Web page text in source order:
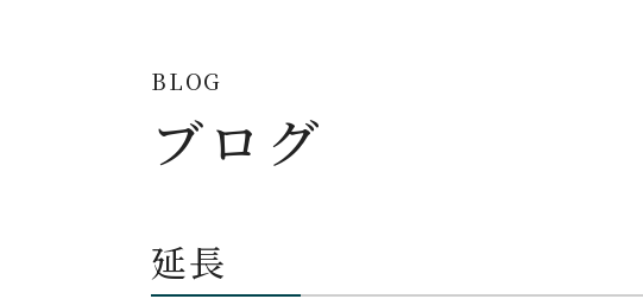
BLOG
ブログ
延長